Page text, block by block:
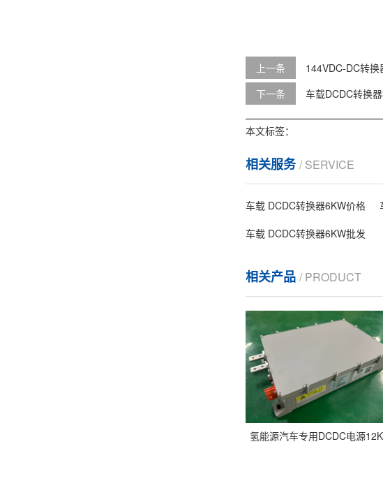
上一条
144VDC-DC转换
下一条
车载DCDC转换
本文标签：
相关服务/ SERVICE
车载 DCDC转换器6KW价格
车载 DCDC转换器6KW批发
相关产品 / PRODUCT
氢能源汽车专用DCDC电源